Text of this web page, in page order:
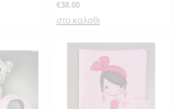
€38.00
στο καλαθι